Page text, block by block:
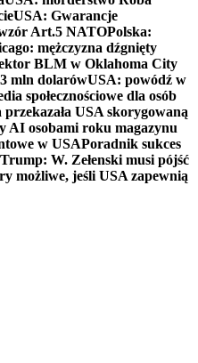
USA: Gwarancje
Art.5 NATOPolska:
mężczyzna dźgnięty
BLM w Oklahoma City
mln dolarówUSA: powódź w
społecznościowe dla osób
USA skorygowaną
AI osobami roku magazynu
w USAPoradnik sukces
W. Zełenski musi pójść
możliwe, jeśli USA zapewnią